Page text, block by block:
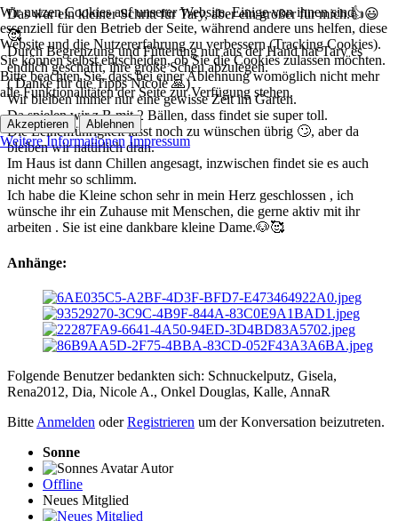
Das war ein kleiner Schritt für Tary, aber ein großer für mich.👍😃
🥰
Durch Begrenzung und Fütterung nur aus der Hand hat Tary es
endlich geschafft, ihre große Scheu abzulegen.
( Danke für die Tipps Nicole 🙏)
Wir bleiben immer nur eine gewisse Zeit im Garten.
Da spielen wir z B mit 2 Bällen, dass findet sie super toll.
Die Leinenführigkeit lässt noch zu wünschen übrig 🙄, aber da
bleiben wir natürlich dran.
Im Haus ist dann Chillen angesagt, inzwischen findet sie es auch
nicht mehr so schlimm.
Ich habe die Kleine schon sehr in mein Herz geschlossen , ich
wünsche ihr ein Zuhause mit Menschen, die gerne aktiv mit ihr
arbeiten . Sie ist eine dankbare kleine Dame.🐶🥰
Anhänge:
Folgende Benutzer bedankten sich: Schnuckelputz, Gisela,
Rena2012, Dia, Nicole A., Onkel Douglas, Kalle, AnnaR
Bitte Anmelden oderRegistrieren um der Konversation beizutreten.
Sonne
Autor
Offline
Neues Mitglied
Wir nutzen Cookies auf unserer Website. Einige von ihnen sind
essenziell für den Betrieb der Seite, während andere uns helfen, diese
Website und die Nutzererfahrung zu verbessern (Tracking Cookies).
Sie können selbst entscheiden, ob Sie die Cookies zulassen möchten.
Bitte beachten Sie, dass bei einer Ablehnung womöglich nicht mehr
alle Funktionalitäten der Seite zur Verfügung stehen.
Akzeptieren Ablehnen
Weitere Informationen Impressum